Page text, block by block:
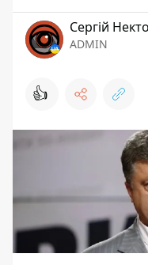
Сергій Некто
ADMIN
👍